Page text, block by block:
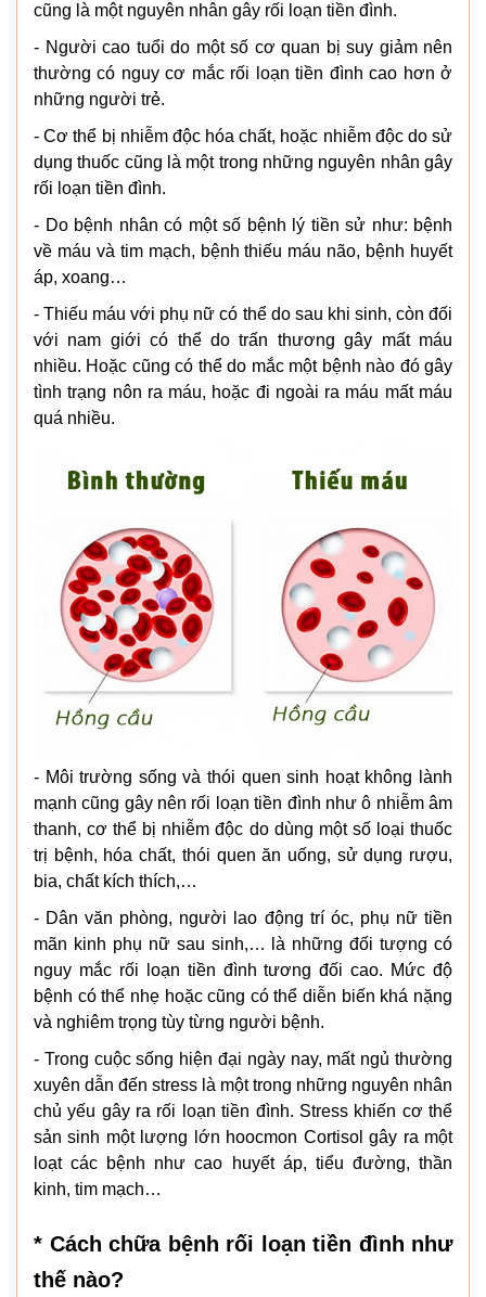
cũng là một nguyên nhân gây rối loạn tiền đình.
- Người cao tuổi do một số cơ quan bị suy giảm nên
thường có nguy cơ mắc rối loạn tiền đình cao hơn ở
những người trẻ.
- Cơ thể bị nhiễm độc hóa chất, hoặc nhiễm độc do sử
dụng thuốc cũng là một trong những nguyên nhân gây
rối loạn tiền đình.
- Do bệnh nhân có một số bệnh lý tiền sử như: bệnh
về máu và tim mạch, bệnh thiếu máu não, bệnh huyết
áp, xoang…
- Thiếu máu với phụ nữ có thể do sau khi sinh, còn đối
với nam giới có thể do trấn thương gây mất máu
nhiều. Hoặc cũng có thể do mắc một bệnh nào đó gây
tình trạng nôn ra máu, hoặc đi ngoài ra máu mất máu
quá nhiều.
- Môi trường sống và thói quen sinh hoạt không lành
mạnh cũng gây nên rối loạn tiền đình như ô nhiễm âm
thanh, cơ thể bị nhiễm độc do dùng một số loại thuốc
trị bệnh, hóa chất, thói quen ăn uống, sử dụng rượu,
bia, chất kích thích,…
- Dân văn phòng, người lao động trí óc, phụ nữ tiền
mãn kinh phụ nữ sau sinh,… là những đối tượng có
nguy mắc rối loạn tiền đình tương đối cao. Mức độ
bệnh có thể nhẹ hoặc cũng có thể diễn biến khá nặng
và nghiêm trọng tùy từng người bệnh.
- Trong cuộc sống hiện đại ngày nay, mất ngủ thường
xuyên dẫn đến stress là một trong những nguyên nhân
chủ yếu gây ra rối loạn tiền đình. Stress khiến cơ thể
sản sinh một lượng lớn hoocmon Cortisol gây ra một
loạt các bệnh như cao huyết áp, tiểu đường, thần
kinh, tim mạch…
* Cách chữa bệnh rối loạn tiền đình như
thế nào?